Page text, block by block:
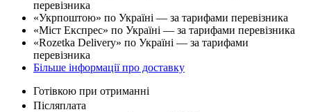
перевізника
«Укрпоштою» по Україні — за тарифами перевізника
«Міст Експрес» по Україні — за тарифами перевізника
«Rozetka Delivery» по Україні — за тарифами
перевізника
Більше інформації про доставку
Готівкою при отриманні
Післяплата